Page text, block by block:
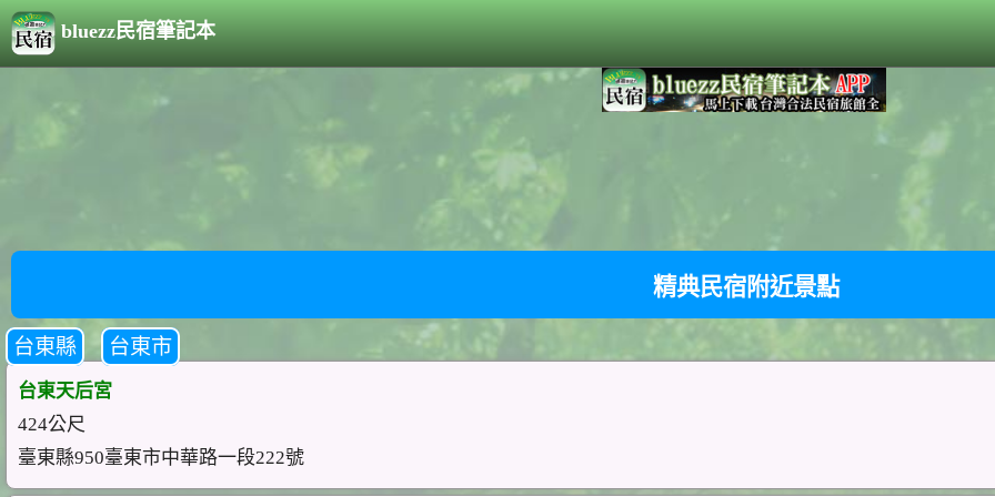
bluezz民宿筆記本
精典民宿附近景點
台東縣 台東市
台東天后宮
424公尺
臺東縣950臺東市中華路一段222號